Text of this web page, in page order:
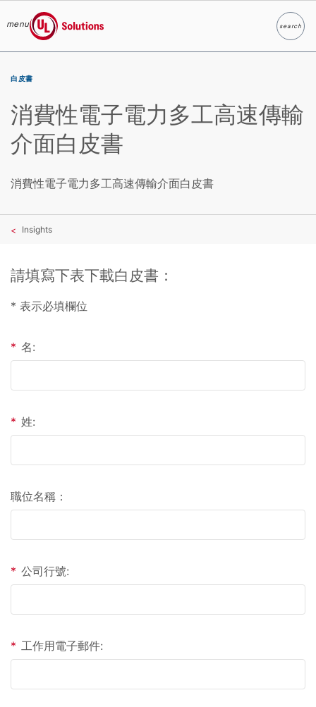
menu
UL Solutions
searchSearch
白皮書
消費性電子電力多工高速傳輸
介面白皮書
消費性電子電力多工高速傳輸介面白皮書
Insights
請填寫下表下載白皮書：
* 表示必填欄位
* 名:
* 姓:
職位名稱：
* 公司行號:
* 工作用電子郵件: